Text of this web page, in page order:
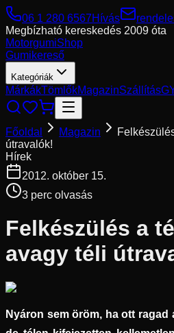
06 1 280 6567Hívás
Megbízható kereskedés 2009 óta
MotorgumiShop
Gumikereső
Kategóriák
MárkákTömlőkMagazinSzállítás
Főoldal Magazin
útravalók!
Hírek
2012. október 15.
3 perc olvasás
Felkészülés a
avagy téli
Nyáron sem öröm, ha ott